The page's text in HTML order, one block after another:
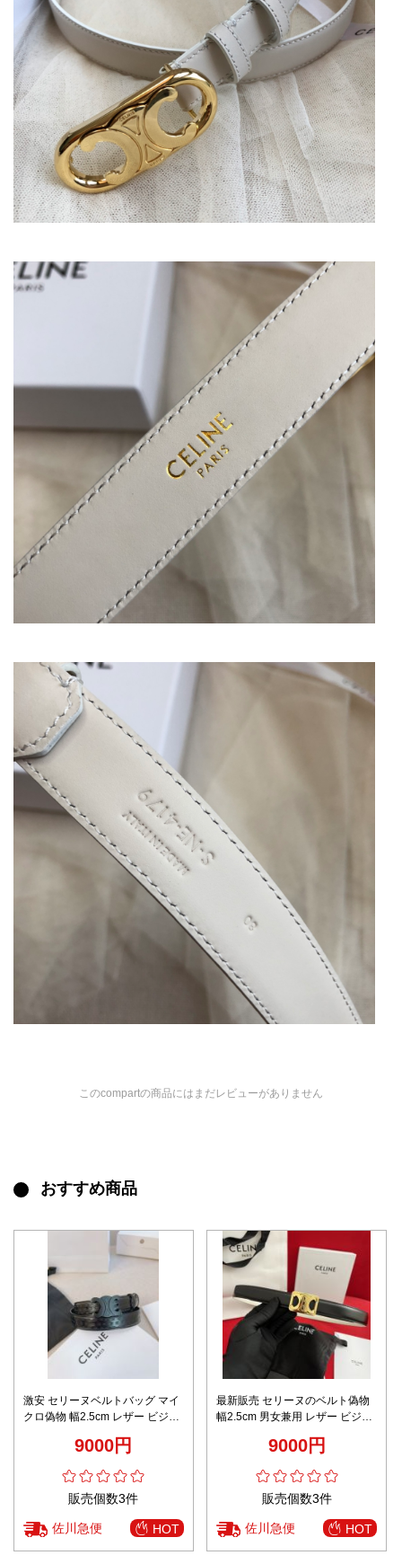
このcompartの商品にはまだレビューがありません
おすすめ商品
激安 セリーヌベルトバッグ マイ
クロ偽物 幅2.5cm レザー ビジネ
9000円
販売個数3件
佐川急便 HOT
最新販売 セリーヌのベルト偽物
幅2.5cm 男女兼用 レザー ビジネ
9000円
販売個数3件
佐川急便 HOT